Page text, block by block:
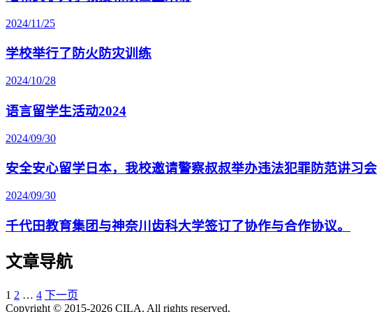
2024/11/25
学校举行了防火防灾训练
2024/10/28
语言留学生活动2024
2024/09/30
安全安心留学日本，我校邀请警察叔叔举办违法犯罪防范讲习会
2024/09/30
千代田教育集团与神奈川齿科大学签订了协作与合作协议。
文章导航
1 2 … 4
下一页
Copyright © 2015-2026 CILA. All rights reserved.